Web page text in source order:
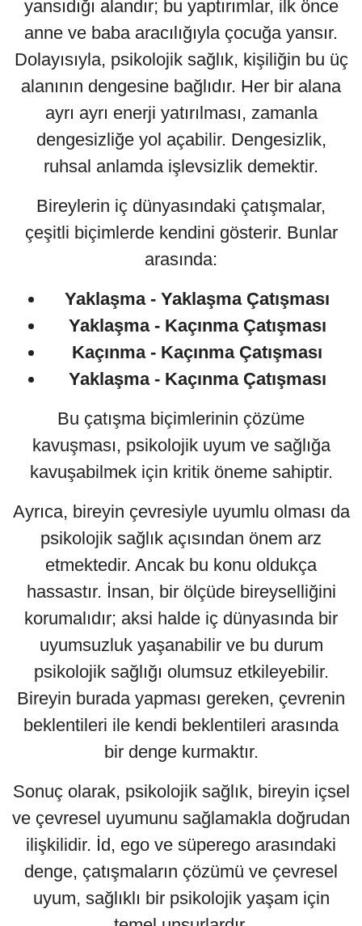
yansıdığı alandır; bu yaptırımlar, ilk önce
anne ve baba aracılığıyla çocuğa yansır.
Dolayısıyla, psikolojik sağlık, kişiliğin bu üç
alanının dengesine bağlıdır. Her bir alana
ayrı ayrı enerji yatırılması, zamanla
dengesizliğe yol açabilir. Dengesizlik,
ruhsal anlamda işlevsizlik demektir.
Bireylerin iç dünyasındaki çatışmalar,
çeşitli biçimlerde kendini gösterir. Bunlar
arasında:
Yaklaşma - Yaklaşma Çatışması
Yaklaşma - Kaçınma Çatışması
Kaçınma - Kaçınma Çatışması
Yaklaşma - Kaçınma Çatışması
Bu çatışma biçimlerinin çözüme
kavuşması, psikolojik uyum ve sağlığa
kavuşabilmek için kritik öneme sahiptir.
Ayrıca, bireyin çevresiyle uyumlu olması da
psikolojik sağlık açısından önem arz
etmektedir. Ancak bu konu oldukça
hassastır. İnsan, bir ölçüde bireyselliğini
korumalıdır; aksi halde iç dünyasında bir
uyumsuzluk yaşanabilir ve bu durum
psikolojik sağlığı olumsuz etkileyebilir.
Bireyin burada yapması gereken, çevrenin
beklentileri ile kendi beklentileri arasında
bir denge kurmaktır.
Sonuç olarak, psikolojik sağlık, bireyin içsel
ve çevresel uyumunu sağlamakla doğrudan
ilişkilidir. İd, ego ve süperego arasındaki
denge, çatışmaların çözümü ve çevresel
uyum, sağlıklı bir psikolojik yaşam için